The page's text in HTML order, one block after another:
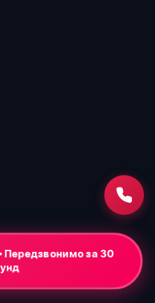
Передзвонимо за 30